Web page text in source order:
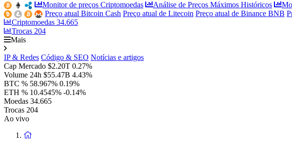
Monitor de preços Criptomoedas Análise de Preços Máximos Históricos
Preço atual Bitcoin Cash Preço atual de Litecoin Preço atual de Binance BNB
Criptomoedas 34.665
Trocas 204
Mais
IP & Redes Código & SEO Notícias e artigos
Cap Mercado $2.20T 0.27%
Volume 24h $55.47B 4.43%
BTC % 58.967% 0.19%
ETH % 10.4545% -0.14%
Moedas 34.665
Trocas 204
Ao vivo